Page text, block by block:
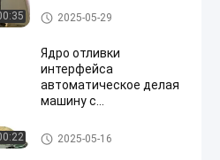
Машина стрельбы ядра песк
а
2025-05-29
Ядро отливки
интерфейса
автоматическое делая
машину с
для Фаусет
Машина стрельбы ядра песк
а
2025-05-16